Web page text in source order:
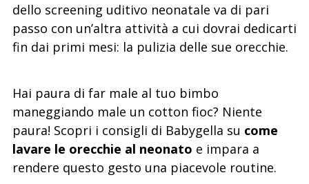
dello screening uditivo neonatale va di pari
passo con un’altra attività a cui dovrai dedicarti
fin dai primi mesi: la pulizia delle sue orecchie.
Hai paura di far male al tuo bimbo
maneggiando male un cotton fioc? Niente
paura! Scopri i consigli di Babygella su come
lavare le orecchie al neonato e impara a
rendere questo gesto una piacevole routine.